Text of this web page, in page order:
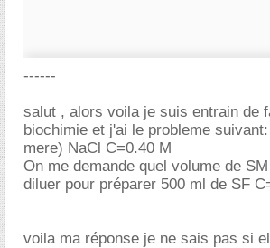
------
salut , alors voila je suis entrain de
biochimie et j'ai le probleme
mere) NaCl C=0.40 M
On me demande quel volume de
diluer pour préparer 500 ml de SF
voila ma réponse je ne sais pas si